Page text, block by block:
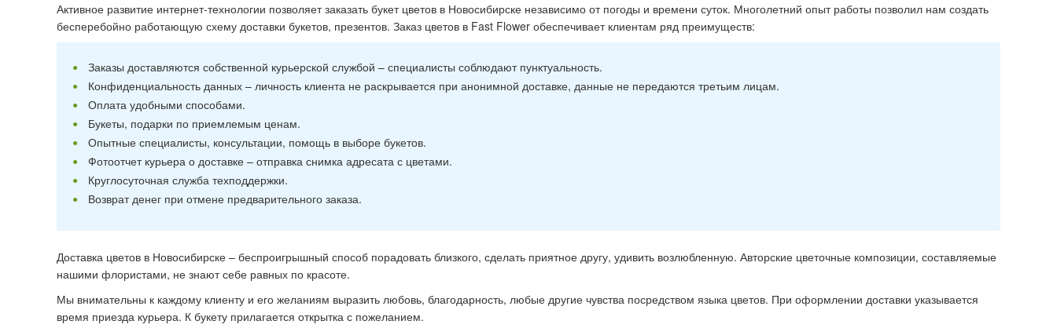
Активное развитие интернет-технологии позволяет заказать букет цветов в Новосибирске независимо от погоды и времени суток. Многолетний опыт работы позволил нам создать
бесперебойно работающую схему доставки букетов, презентов. Заказ цветов в Fast Flower обеспечивает клиентам ряд преимуществ:
Заказы доставляются собственной курьерской службой – специалисты соблюдают пунктуальность.
Конфиденциальность данных – личность клиента не раскрывается при анонимной доставке, данные не передаются третьим лицам.
Оплата удобными способами.
Букеты, подарки по приемлемым ценам.
Опытные специалисты, консультации, помощь в выборе букетов.
Фотоотчет курьера о доставке – отправка снимка адресата с цветами.
Круглосуточная служба техподдержки.
Возврат денег при отмене предварительного заказа.
Доставка цветов в Новосибирске – беспроигрышный способ порадовать близкого, сделать приятное другу, удивить возлюбленную. Авторские цветочные композиции, составляемые
нашими флористами, не знают себе равных по красоте.
Мы внимательны к каждому клиенту и его желаниям выразить любовь, благодарность, любые другие чувства посредством языка цветов. При оформлении доставки указывается
время приезда курьера. К букету прилагается открытка с пожеланием.